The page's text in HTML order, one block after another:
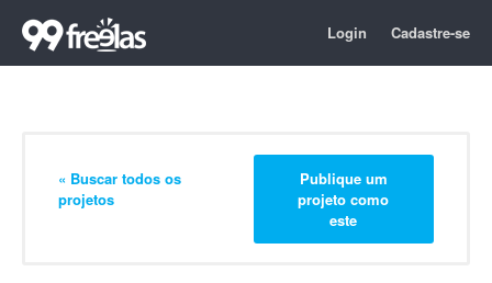
Login Cadastre-se
« Buscar todos os
projetos
Publique um
projeto como
este